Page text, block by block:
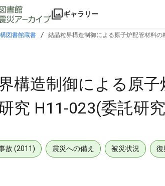
ギャラリー
図書館蔵書 結晶粒界構造制御による原子炉配管材料
構造制御による原
究 H11-023(委託研
故 (2011) 震災への備え 被災状況 復